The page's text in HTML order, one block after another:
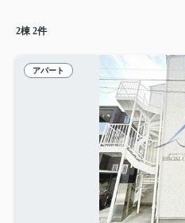
2棟 2件
アパート